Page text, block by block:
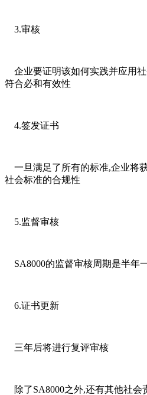
3.审核
企业要证明该如何实践并应用
符合必和有效性
4.签发证书
一旦满足了所有的标准,企业将
社会标准的合规性
5.监督审核
SA8000的监督审核周期是半年
6.证书更新
三年后将进行复评审核
除了SA8000之外,还有其他社会